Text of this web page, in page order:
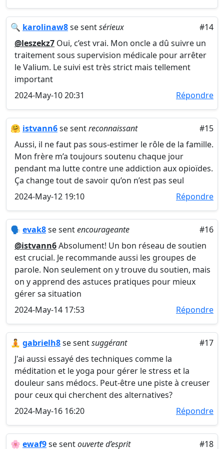
🔍 karolinaw8se sentsérieux
#14
@leszekz7 Oui, c’est vrai. Mon oncle a dû suivre un
traitement sous supervision médicale pour arrêter
le Valium. Le suivi est très strict mais tellement
important
2024-May-10 20:31
Répondre
🤗 istvann6se sentreconnaissant
#15
Aussi, il ne faut pas sous-estimer le rôle de la famille.
Mon frère m’a toujours soutenu chaque jour
pendant ma lutte contre une addiction aux opioïdes.
Ça change tout de savoir qu’on n’est pas seul
2024-May-12 19:10
Répondre
🗣️ evak8se sentencourageante
#16
@istvann6Absolument! Un bon réseau de soutien
est crucial. Je recommande aussi les groupes de
parole. Non seulement on y trouve du soutien, mais
on y apprend des astuces pratiques pour mieux
gérer sa situation
2024-May-14 17:53
Répondre
🧘 gabrielh8se sentsuggérant
#17
J'ai aussi essayé des techniques comme la
méditation et le yoga pour gérer le stress et la
douleur sans médocs. Peut-être une piste à creuser
pour ceux qui cherchent des alternatives?
2024-May-16 16:20
Répondre
🌸 ewaf9se sentouverte d’esprit #18